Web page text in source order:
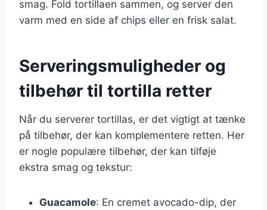
smag. Fold tortillaen sammen, og server den
varm med en side af chips eller en frisk salat.
Serveringsmuligheder og
tilbehør til tortilla retter
Når du serverer tortillas, er det vigtigt at tænke
på tilbehør, der kan komplementere retten. Her
er nogle populære tilbehør, der kan tilføje
ekstra smag og tekstur:
Guacamole: En cremet avocado-dip, der